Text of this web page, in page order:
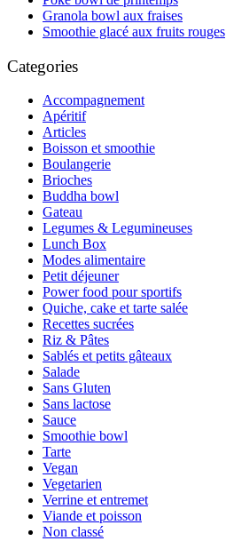
Granola bowl aux fraises
Smoothie glacé aux fruits rouges
Categories
Accompagnement
Apéritif
Articles
Boisson et smoothie
Boulangerie
Brioches
Buddha bowl
Gateau
Legumes & Legumineuses
Lunch Box
Modes alimentaire
Petit déjeuner
Power food pour sportifs
Quiche, cake et tarte salée
Recettes sucrées
Riz & Pâtes
Sablés et petits gâteaux
Salade
Sans Gluten
Sans lactose
Sauce
Smoothie bowl
Tarte
Vegan
Vegetarien
Verrine et entremet
Viande et poisson
Non classé